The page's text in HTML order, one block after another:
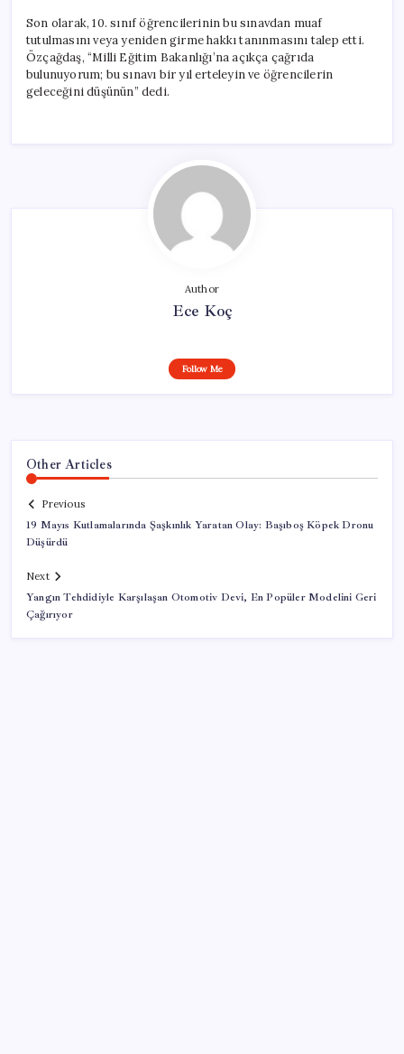
Son olarak, 10. sınıf öğrencilerinin bu sınavdan muaf
tutulmasını veya yeniden girme hakkı tanınmasını talep etti.
Özçağdaş, “Milli Eğitim Bakanlığı’na açıkça çağrıda
bulunuyorum; bu sınavı bir yıl erteleyin ve öğrencilerin
geleceğini düşünün” dedi.
Author
Ece Koç
Follow Me
Other Articles
Previous
19 Mayıs Kutlamalarında Şaşkınlık Yaratan Olay: Başıboş Köpek Dronu
Düşürdü
Next
Yangın Tehdidiyle Karşılaşan Otomotiv Devi, En Popüler Modelini Geri
Çağırıyor